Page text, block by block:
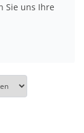
Sie uns Ihre